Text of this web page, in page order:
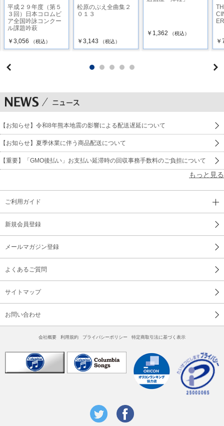
平成２９年度（第５
３回）日本コロムビ
ア全国吟詠コンクー
ル課題吟萩
￥3,056
（税込）
松原のぶえ全曲集２
０１３
￥3,143 （税込）
￥1,362 （税込）
【お知らせ】令和8年熊本地震の影響による配送遅延について
【お知らせ】夏季休業に伴う商品配送について
【重要】「GMO後払い」お支払い延滞時の回収事務手数料のご負担について
もっと見る
ご利用ガイド
新規会員登録
メールマガジン登録
よくあるご質問
サイトマップ
お問い合わせ
会社概要 利用規約 プライバシーポリシー 特定商取引法に基づく表示